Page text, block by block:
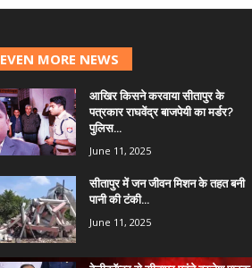
EVEN MORE NEWS
आखिर किसने करवाया सीतापुर के
पत्रकार राघवेंद्र बाजपेयी का मर्डर?
पुलिस...
June 11, 2025
सीतापुर में जन जीवन मिशन के तहत बनी
पानी की टंकी...
June 11, 2025